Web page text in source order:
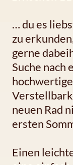
… du es
zu
gerne
Suche nach
neuen Rad
ersten
Einen